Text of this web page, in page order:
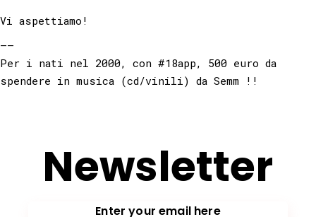
Vi aspettiamo!
——
Per i nati nel 2000, con #18app, 500 euro da
spendere in musica (cd/vinili) da Semm !!
Newsletter